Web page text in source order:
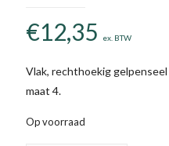
€12,35 ex. BTW
Vlak, rechthoekig
maat 4.
Op voorraad